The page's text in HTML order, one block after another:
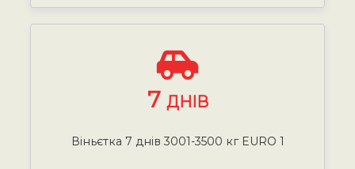
7 ДНІВ
Віньєтка 7 днів 3001-3500 кг EURO 1